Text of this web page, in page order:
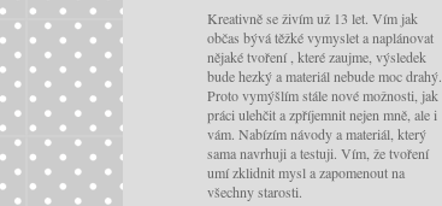
Kreativně se živím už 13 let. Vím jak
občas bývá těžké vymyslet a naplánovat
nějaké tvoření , které zaujme, výsledek
bude hezký a materiál nebude moc drahý.
Proto vymýšlím stále nové možnosti, jak
práci ulehčit a zpříjemnit nejen mně, ale i
vám. Nabízím návody a materiál, který
sama navrhuji a testuji. Vím, že tvoření
umí zklidnit mysl a zapomenout na
všechny starosti.